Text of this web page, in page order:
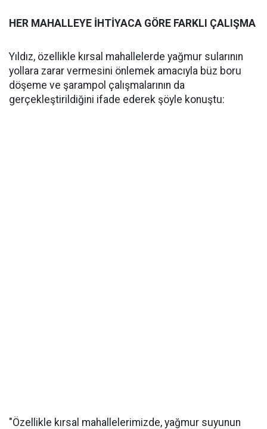
HER MAHALLEYE İHTİYACA GÖRE FARKLI ÇALIŞMA
Yıldız, özellikle kırsal mahallelerde yağmur sularının
yollara zarar vermesini önlemek amacıyla büz boru
döşeme ve şarampol çalışmalarının da
gerçekleştirildiğini ifade ederek şöyle konuştu:
"Özellikle kırsal mahallelerimizde, yağmur suyunun